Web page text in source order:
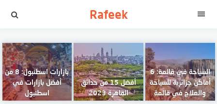
القائمة Rafeek
السياحة في قالمة: 6
أماكن جزائرية للسياحة
والعلاج في قالمة
أفضل 15 من حدائق
القاهرة 2023
بازارات اسطنبول: 8 من
أفضل بازارات في
اسطنبول